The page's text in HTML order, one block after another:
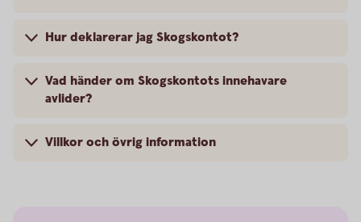
Hur deklarerar jag Skogskontot?
Vad händer om Skogskontots innehavare
avlider?
Villkor och övrig information